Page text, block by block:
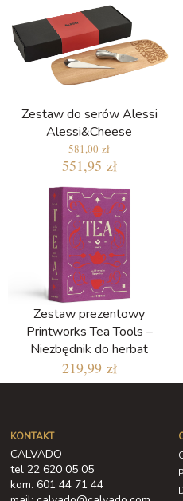
Zestaw do serów Alessi
Alessi&Cheese
581,00 zł
551,95 zł
Zestaw prezentowy
Printworks Tea Tools –
Niezbędnik do herbat
219,99 zł
KONTAKT
CALVADO
tel 22 620 05 05
kom. 601 44 71 44